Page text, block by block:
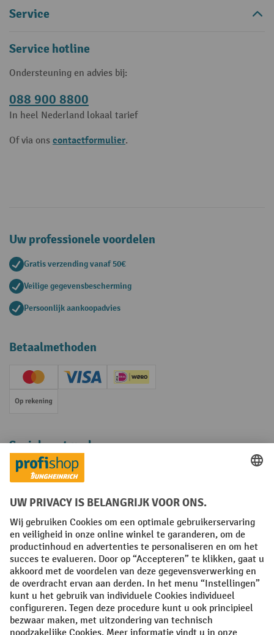
Service
Service hotline
Ondersteuning en advies bij:
088 900 8800
In heel Nederland lokaal tarief
Of via ons contactformulier.
Uw professionele voordelen
Gratis verzending vanaf 50€
Veilige gegevensbescherming
Persoonlijk aankoopadvies
Betaalmethoden
Creditcard (Master)Creditcard (Visa)iDEAL | Wero
Op rekening
Sociale netwerken
Facebook
YouTube
LinkedInInstagram
Algemene leveringsvoorwaarden Copyright
Privacyverklaring Privacy Instellingen
All prices excl. VAT plusshipping costs and possible delivery charges,
if not stated otherwise.
¹ De korting is geldig zolang de voorraad strekt. De korting is niet van
toepassing op speciale prijzen. Een combinatie met andere